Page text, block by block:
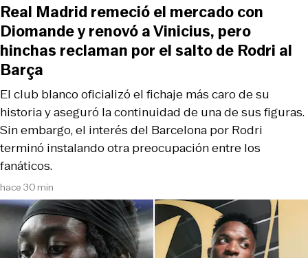
hace 30 min
El club blanco oficializó el fichaje más caro de su
historia y aseguró la continuidad de una de sus figuras.
Sin embargo, el interés del Barcelona por Rodri
terminó instalando otra preocupación entre los
fanáticos.
Real Madrid remeció el mercado con
Diomande y renovó a Vinicius, pero
hinchas reclaman por el salto de Rodri al
Barça